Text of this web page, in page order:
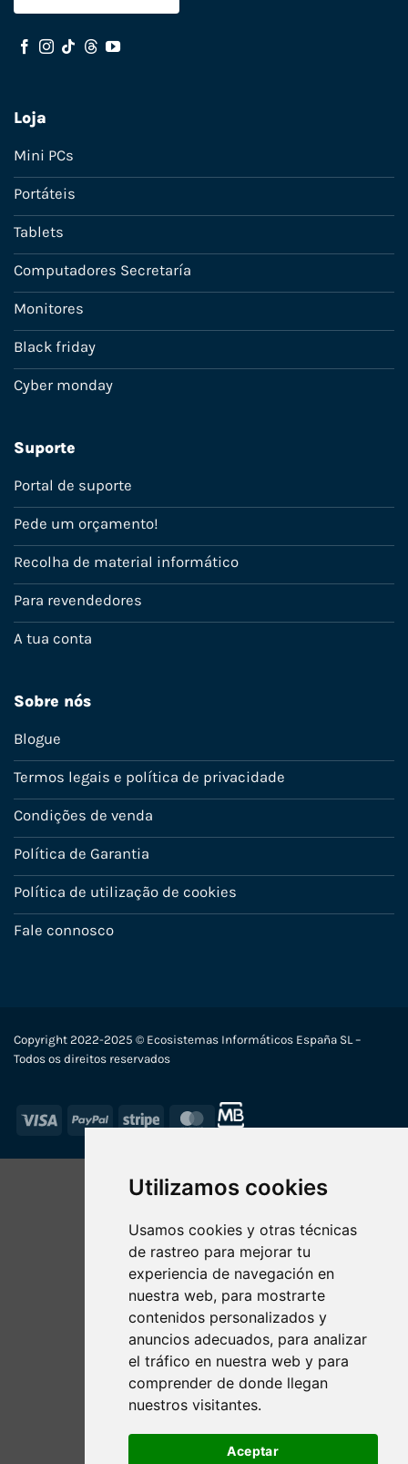
Utilizamos cookies
Usamos cookies y otras técnicas
de rastreo para mejorar tu
experiencia de navegación en
nuestra web, para mostrarte
contenidos personalizados y
anuncios adecuados, para analizar
el tráfico en nuestra web y para
comprender de donde llegan
nuestros visitantes.
Aceptar
Loja
Mini PCs
Portáteis
Tablets
Computadores Secretaría
Monitores
Black friday
Cyber monday
Suporte
Portal de suporte
Pede um orçamento!
Recolha de material informático
Para revendedores
A tua conta
Sobre nós
Blogue
Termos legais e política de privacidade
Condições de venda
Política de Garantia
Política de utilização de cookies
Fale connosco
Copyright 2022-2025 © Ecosistemas Informáticos España SL –
Todos os direitos reservados
Visa PayPal Stripe MasterCard